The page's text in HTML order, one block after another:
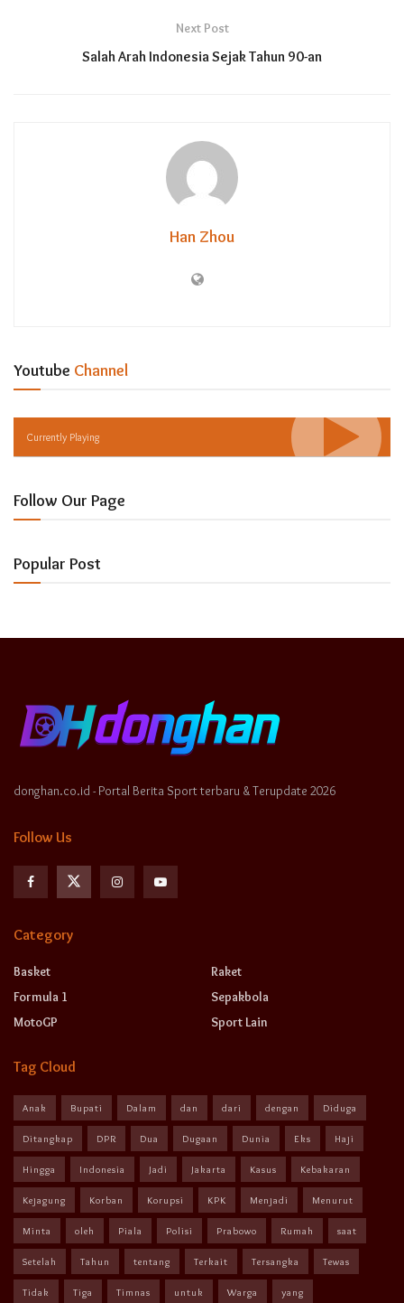
Next Post
Salah Arah Indonesia Sejak Tahun 90-an
Han Zhou
Youtube Channel
Currently Playing
Follow Our Page
Popular Post
donghan.co.id - Portal Berita Sport terbaru & Terupdate 2026
Follow Us
Category
Basket
Formula 1
MotoGP
Raket
Sepakbola
Sport Lain
Tag Cloud
Anak Bupati Dalam dan dari dengan Diduga
Ditangkap DPR Dua Dugaan Dunia Eks Haji
Hingga Indonesia Jadi Jakarta Kasus Kebakaran
Kejagung Korban Korupsi KPK Menjadi Menurut
Minta oleh Piala Polisi Prabowo Rumah saat
Setelah Tahun tentang Terkait Tersangka Tewas
Tidak Tiga Timnas untuk Warga yang